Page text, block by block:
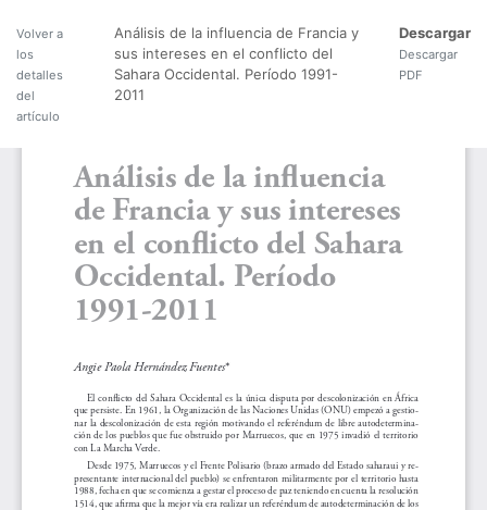
Volver a
los
detalles
del
artículo
Análisis de la influencia de Francia y
sus intereses en el conflicto del
Sahara Occidental. Período 1991-
2011
Descargar
Descargar
PDF